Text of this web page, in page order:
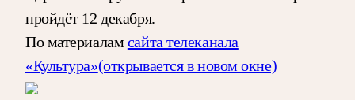
пройдёт 12 декабря.
По материалам сайта телеканала
«Культура»(открывается в новом окне)